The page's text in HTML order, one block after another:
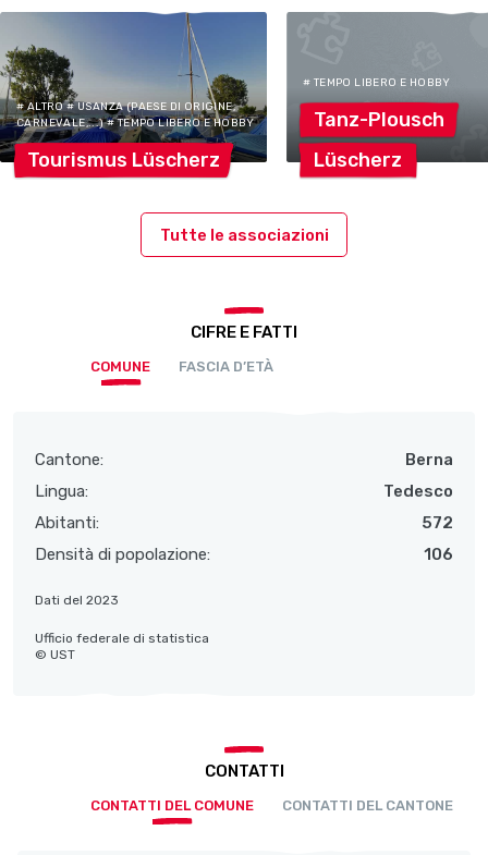
# ALTRO # USANZA (PAESE DI ORIGINE,
CARNEVALE,...) # TEMPO LIBERO E HOBBY
Tourismus Lüscherz
# TEMPO LIBERO E HOBBY
Tanz-Plousch
Lüscherz
Tutte le associazioni
CIFRE E FATTI
COMUNE FASCIA D’ETÀ
Cantone:
Berna
Lingua:
Tedesco
Abitanti:
572
Densità di popolazione:
106
Dati del 2023
Ufficio federale di statistica
© UST
CONTATTI
CONTATTI DEL COMUNE CONTATTI DEL CANTONE